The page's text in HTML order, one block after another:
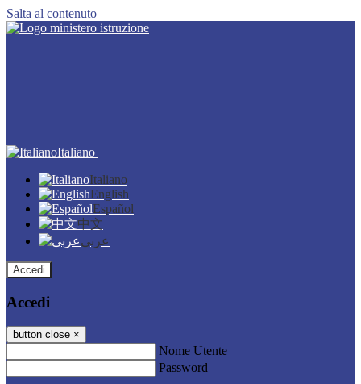
Salta al contenuto
Italiano
Italiano
English
Español
中文
عربى
Accedi
Accedi
button close ×
Nome Utente
Password